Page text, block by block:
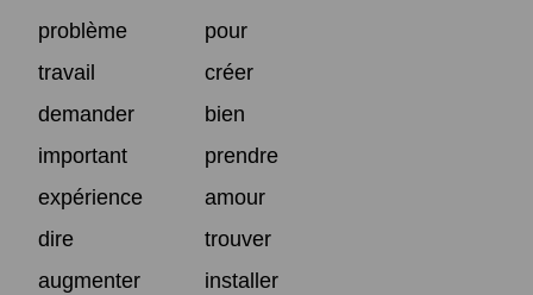
problème
pour
travail
créer
demander
bien
important
prendre
expérience
amour
dire
trouver
augmenter
installer